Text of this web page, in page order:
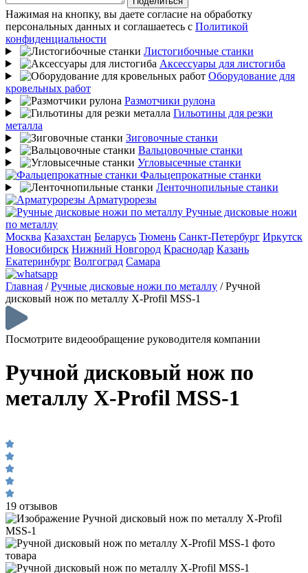
Нажимая на кнопку, вы даете согласие на обработку
персональных данных и соглашаетесь с Политикой
конфиденциальности
Листогибочные станки
Аксессуары для листогиба
Оборудование для
кровельных работ
Размотчики рулона
Гильотины для резки
металла
Зиговочные станки
Вальцовочные станки
Угловысечные станки
Фальцепрокатные станки
Ленточнопильные станки
Арматурорезы
Ручные дисковые ножи
по металлу
Москва Казахстан Беларусь Тюмень Санкт-Петербург Иркутск
Новосибирск Нижний Новгород Краснодар Казань
Екатеринбург Волгоград Самара
Главная /Ручные дисковые ножи по металлу /Ручной
дисковый нож по металлу X-Profil MSS-1
Посмотрите видеообращение руководителя компании
Ручной дисковый нож по
металлу X-Profil MSS-1
19 отзывов